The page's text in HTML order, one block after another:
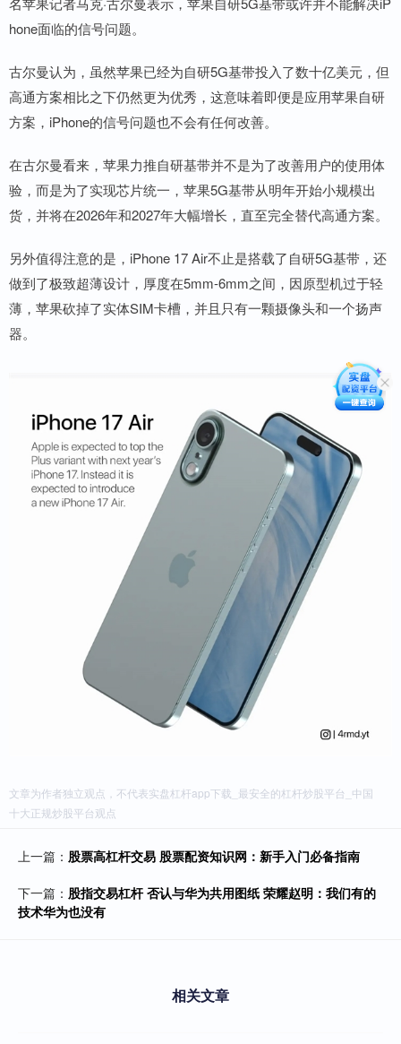
hone面临的信号问题。
古尔曼认为，虽然苹果已经为自研5G基带投入了数十亿美元，但
高通方案相比之下仍然更为优秀，这意味着即便是应用苹果自研
方案，iPhone的信号问题也不会有任何改善。
在古尔曼看来，苹果力推自研基带并不是为了改善用户的使用体
验，而是为了实现芯片统一，苹果5G基带从明年开始小规模出
货，并将在2026年和2027年大幅增长，直至完全替代高通方案。
另外值得注意的是，iPhone 17 Air不止是搭载了自研5G基带，还
做到了极致超薄设计，厚度在5mm-6mm之间，因原型机过于轻
薄，苹果砍掉了实体SIM卡槽，并且只有一颗摄像头和一个扬声
器。
文章为作者独立观点，不代表实盘杠杆app下载_最安全的杠杆炒股平台_中国
十大正规炒股平台观点
上一篇： 股票高杠杆交易 股票配资知识网：新手入门必备指南
下一篇： 股指交易杠杆 否认与华为共用图纸 荣耀赵明：我们有的
技术华为也没有
相关文章